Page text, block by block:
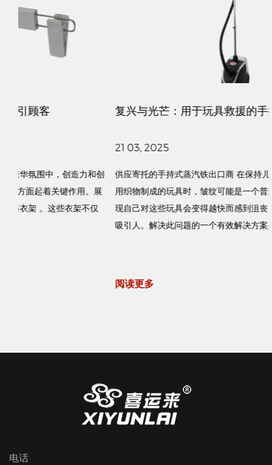
复兴与光芒：用于玩具救援的手持式蒸汽铁
供应寄托的手持式蒸汽铁出口商 在保持儿童玩具的外观，尤其是
用织物制成的玩具时，皱纹可能是一个普遍的问题。父母经常发
现自己对这些玩具会变得越快而感到沮丧，从而使它们看起来不
吸引人。解决此问题的一个有效解决方案是...
电话